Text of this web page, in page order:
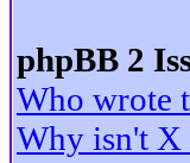
phpBB 2
Who wrote
Why isn't X